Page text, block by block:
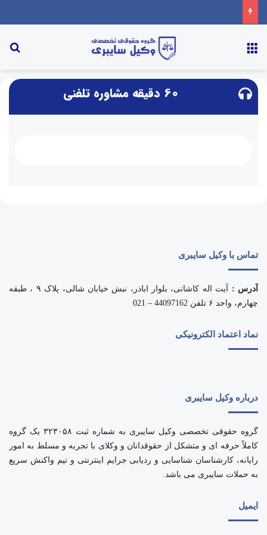
60 دقیقه مشاوره تلفنی
تماس با وکیل سایبری
آدرس :
آیت اله کاشانی، بلوار اباذر، نبش خیابان شالی، پلاک ۹ ، طبقه
چهارم، واحد ۶ تلفن 44097162 – 021
نماد اعتماد الکترونیکی
درباره وکیل سایبری
گروه حقوقی تخصصی وکیل سایبری به شماره ثبت ۳۲۳۰۵۸ یک گروه
کاملاً حرفه ای و متشکل از حقوقدانان و وکلای با تجربه و مسلط به امور
رایانه، کارشناسان شناسایی و ردیابی جرایم اینترنتی و تیم واکنش سریع
به حملات سایبری می باشد.
ایمیل